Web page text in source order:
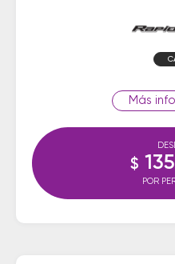
$
POR